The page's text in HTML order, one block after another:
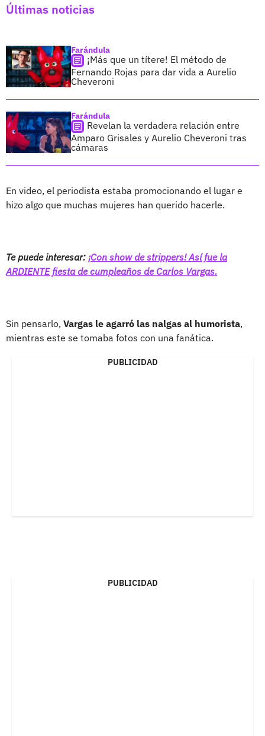
Últimas noticias
Farándula
¡Más que un títere! El método de
Fernando Rojas para dar vida a Aurelio
Cheveroni
Farándula
Revelan la verdadera relación entre
Amparo Grisales y Aurelio Cheveroni tras
cámaras
En video, el periodista estaba promocionando el lugar e
hizo algo que muchas mujeres han querido hacerle.
Te puede interesar: ¡Con show de strippers! Así fue la
ARDIENTE fiesta de cumpleaños de Carlos Vargas.
Sin pensarlo, Vargas le agarró las nalgas al humorista,
mientras este se tomaba fotos con una fanática.
PUBLICIDAD
PUBLICIDAD